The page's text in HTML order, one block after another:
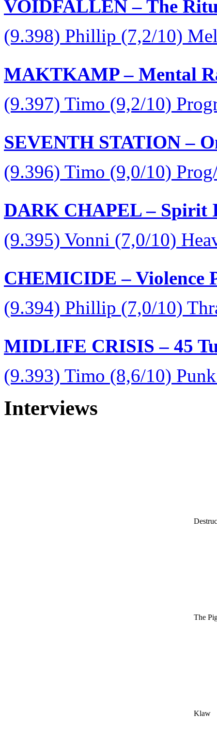
VOIDFALLEN – The
(9.398) Phillip (7,2/10)
MAKTKAMP – Mental
(9.397) Timo (9,2/10)
SEVENTH STATION –
(9.396) Timo (9,0/10)
DARK CHAPEL – Spirit
(9.395) Vonni (7,0/10)
CHEMICIDE – Violence
(9.394) Phillip (7,0/10)
MIDLIFE CRISIS – 45
(9.393) Timo (8,6/10)
Interviews
The
Klaw